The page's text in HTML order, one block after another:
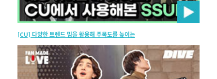
[CU] 다양한 트렌드 밈을 활용해 주목도를 높이는